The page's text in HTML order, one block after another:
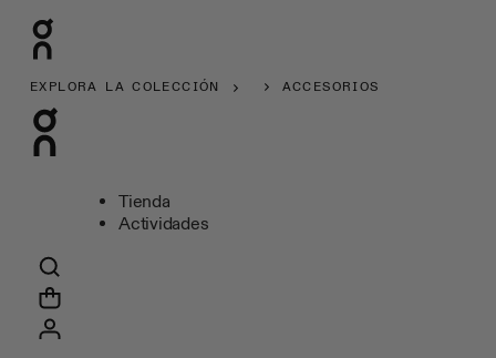
EXPLORA LA COLECCIÓN ACCESORIOS
Tienda
Actividades